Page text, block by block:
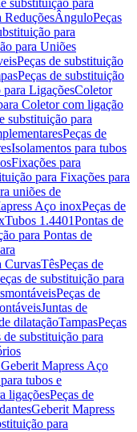
substituição para
ReduçõesÂnguloPeças
para
para Uniões
Peças de substituição
Peças de substituição
para LigaçõesColetor
Coletor com ligação
substituição para
Peças de
Isolamentos para tubos
Fixações para
para Fixações para
uniões de
Aço inoxPeças de
Tubos 1.4401Pontas de
para Pontas de
CurvasTêsPeças de
de substituição para
Peças de
Juntas de
dilataçãoTampasPeças
de substituição para
Mapress Aço
tubos e
ligaçõesPeças de
Geberit Mapress
para